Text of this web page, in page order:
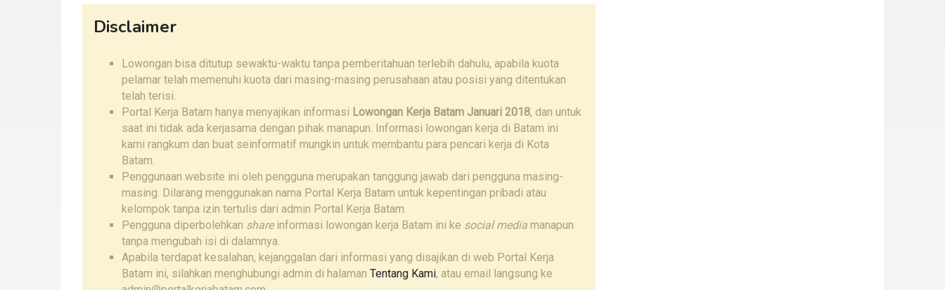
Disclaimer
Lowongan bisa ditutup sewaktu-waktu tanpa pemberitahuan terlebih dahulu, apabila kuota
pelamar telah memenuhi kuota dari masing-masing perusahaan atau posisi yang ditentukan
telah terisi.
Portal Kerja Batam hanya menyajikan informasi Lowongan Kerja Batam Januari 2018, dan untuk
saat ini tidak ada kerjasama dengan pihak manapun. Informasi lowongan kerja di Batam ini
kami rangkum dan buat seinformatif mungkin untuk membantu para pencari kerja di Kota
Batam.
Penggunaan website ini oleh pengguna merupakan tanggung jawab dari pengguna masing-
masing. Dilarang menggunakan nama Portal Kerja Batam untuk kepentingan pribadi atau
kelompok tanpa izin tertulis dari admin Portal Kerja Batam.
Pengguna diperbolehkan shareinformasi lowongan kerja Batam ini ke social media manapun
tanpa mengubah isi di dalamnya.
Apabila terdapat kesalahan, kejanggalan dari informasi yang disajikan di web Portal Kerja
Batam ini, silahkan menghubungi admin di halaman Tentang Kami, atau email langsung ke